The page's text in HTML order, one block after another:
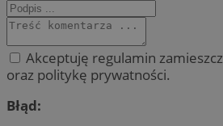
Akceptuję regulamin
oraz politykę prywatności.
Błąd: